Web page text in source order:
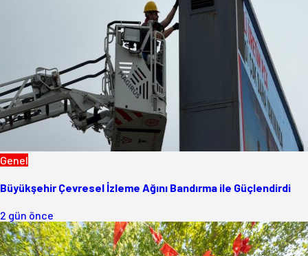
Genel
Büyükşehir Çevresel İzleme Ağını Bandırma ile Güçlendirdi
2 gün önce